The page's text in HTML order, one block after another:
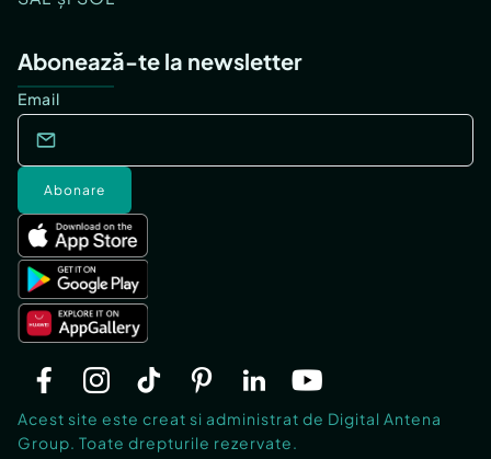
Abonează-te la newsletter
Email
Abonare
Acest site este creat si administrat de Digital Antena
Group. Toate drepturile rezervate.